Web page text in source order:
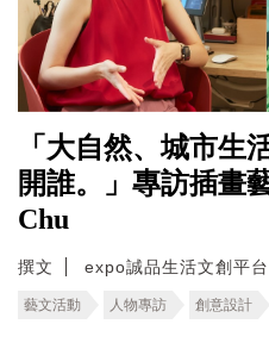
「大自然、城市生
開誰。」專訪插畫
Chu
撰文 expo誠品生活文創平台
藝文活動 人物專訪 創意設計